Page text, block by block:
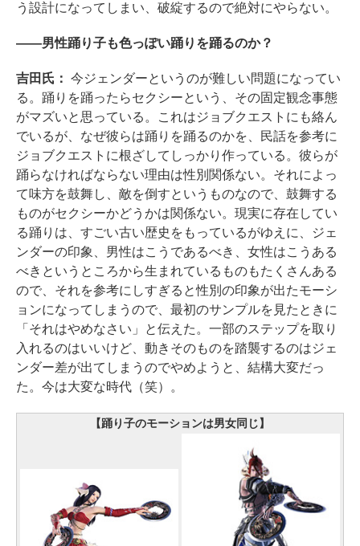
う設計になってしまい、破綻するので絶対にやらない。
――男性踊り子も色っぽい踊りを踊るのか？
吉田氏： 今ジェンダーというのが難しい問題になってい
る。踊りを踊ったらセクシーという、その固定観念事態
がマズいと思っている。これはジョブクエストにも絡ん
でいるが、なぜ彼らは踊りを踊るのかを、民話を参考に
ジョブクエストに根ざしてしっかり作っている。彼らが
踊らなければならない理由は性別関係ない。それによっ
て味方を鼓舞し、敵を倒すというものなので、鼓舞する
ものがセクシーかどうかは関係ない。現実に存在してい
る踊りは、すごい古い歴史をもっているがゆえに、ジェ
ンダーの印象、男性はこうであるべき、女性はこうある
べきというところから生まれているものもたくさんある
ので、それを参考にしすぎると性別の印象が出たモーシ
ョンになってしまうので、最初のサンプルを見たときに
「それはやめなさい」と伝えた。一部のステップを取り
入れるのはいいけど、動きそのものを踏襲するのはジェ
ンダー差が出てしまうのでやめようと、結構大変だっ
た。今は大変な時代（笑）。
【踊り子のモーションは男女同じ】